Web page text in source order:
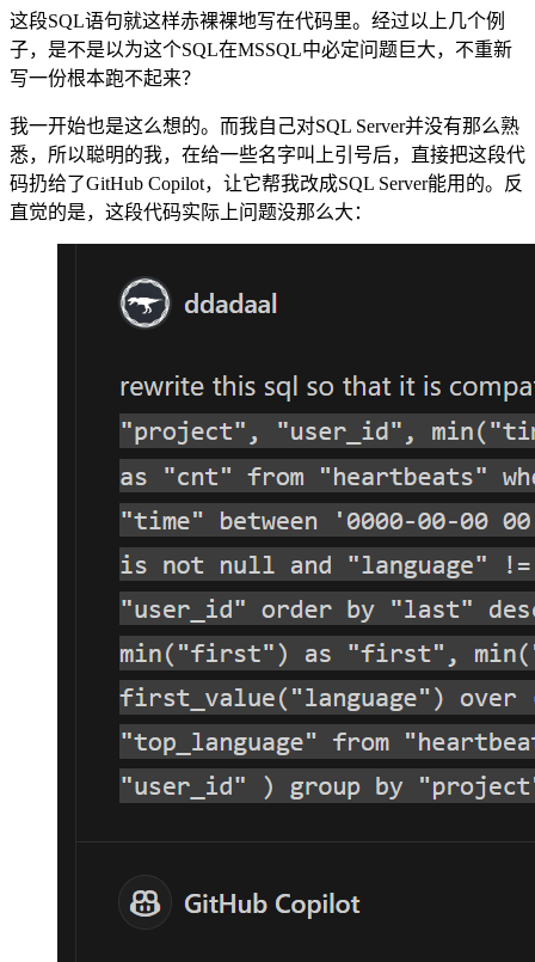
这段SQL语句就这样赤裸裸地写在代码里。经过以上几个例
子，是不是以为这个SQL在MSSQL中必定问题巨大，不重新
写一份根本跑不起来？
我一开始也是这么想的。而我自己对SQL Server并没有那么熟
悉，所以聪明的我，在给一些名字叫上引号后，直接把这段代
码扔给了GitHub Copilot，让它帮我改成SQL Server能用的。反
直觉的是，这段代码实际上问题没那么大：